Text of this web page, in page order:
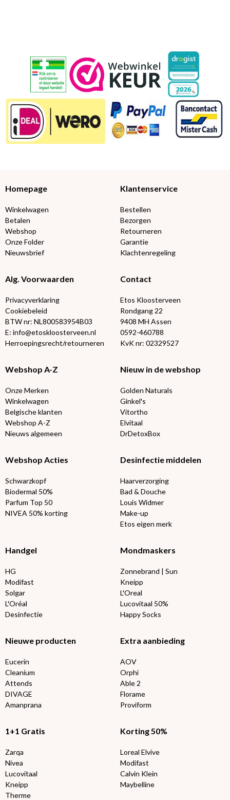
Homepage
Winkelwagen
Betalen
Webshop
Onze Folder
Nieuwsbrief
Klantenservice
Bestellen
Bezorgen
Retourneren
Garantie
Klachtenregeling
Alg. Voorwaarden
Privacyverklaring
Cookiebeleid
BTW nr: NL800583954B03
E: info@etoskloosterveen.nl
Herroepingsrecht/retourneren
Contact
Etos Kloosterveen
Rondgang 22
9408 MH Assen
0592-460788
KvK nr: 02329527
Webshop A-Z
Onze Merken
Winkelwagen
Belgische klanten
Webshop A-Z
Nieuws algemeen
Nieuw in de webshop
Golden Naturals
Ginkel's
Vitortho
Elvitaal
DrDetoxBox
Webshop Acties
Schwarzkopf
Biodermal 50%
Parfum Top 50
NIVEA 50% korting
Desinfectie middelen
Haarverzorging
Bad & Douche
Louis Widmer
Make-up
Etos eigen merk
Handgel
HG
Modifast
Solgar
L'Oréal
Desinfectie
Mondmaskers
Zonnebrand | Sun
Kneipp
L'Oreal
Lucovitaal 50%
Happy Socks
Nieuwe producten
Eucerin
Cleanium
Attends
DIVAGE
Amanprana
Extra aanbieding
AOV
Orphi
Able 2
Florame
Proviform
1+1 Gratis
Zarqa
Nivea
Lucovitaal
Kneipp
Therme
Korting 50%
Loreal Elvive
Modifast
Calvin Klein
Maybelline